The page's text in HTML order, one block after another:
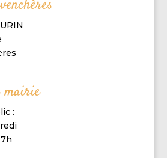
mairie
:
au vendredi